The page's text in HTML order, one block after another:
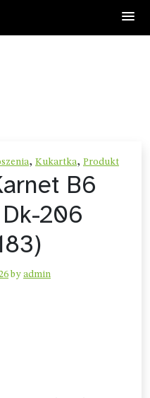
, Kukartka, Produkt
B6
206
by admin